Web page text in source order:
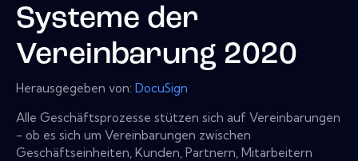
Systeme der
Vereinbarung 2020
Herausgegeben von: DocuSign
Alle Geschäftsprozesse stützen sich auf Vereinbarungen
- ob es sich um Vereinbarungen zwischen
Geschäftseinheiten, Kunden, Partnern, Mitarbeitern